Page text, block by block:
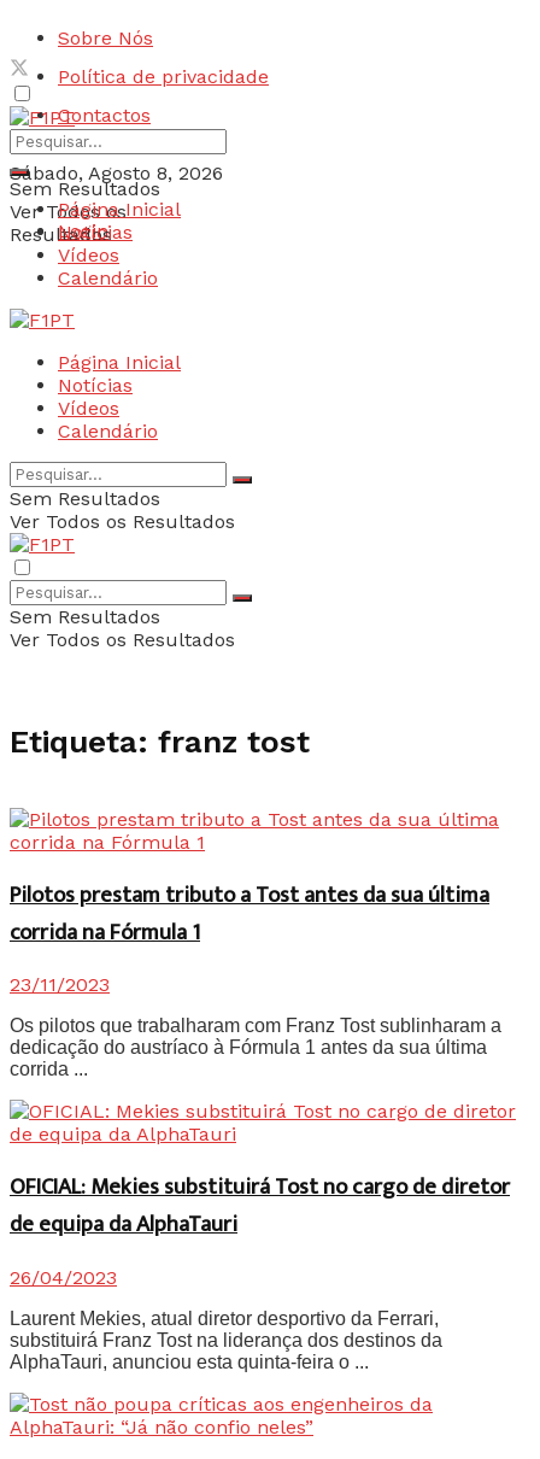
Sobre Nós
Política de privacidade
Contactos
Sábado, Agosto 8, 2026
Login
Sem Resultados
Ver Todos os
Resultados
Página Inicial
Notícias
Vídeos
Calendário
Página Inicial
Notícias
Vídeos
Calendário
Sem Resultados
Ver Todos os Resultados
Sem Resultados
Ver Todos os Resultados
Etiqueta: franz tost
Pilotos prestam tributo a Tost antes da sua última
corrida na Fórmula 1
23/11/2023
Os pilotos que trabalharam com Franz Tost sublinharam a
dedicação do austríaco à Fórmula 1 antes da sua última
corrida ...
OFICIAL: Mekies substituirá Tost no cargo de diretor
de equipa da AlphaTauri
26/04/2023
Laurent Mekies, atual diretor desportivo da Ferrari,
substituirá Franz Tost na liderança dos destinos da
AlphaTauri, anunciou esta quinta-feira o ...